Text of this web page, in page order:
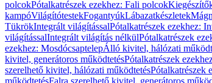
polcokPótalkatrészek ezekhez: Fali polcok
kampóVilágítótestekFogantyúkLábazatkészletek
TükrökIntegrált világítássalPótalkatrészek ezekhez:
világítássalIntegrált világítás nélkülPótalkatrészek
ezekhez: MosdócsaptelepÁlló kivitel, hálózati
kivitel, generátoros működtetésPótalkatrészek
szerelhető kivitel, hálózati működtetésPótalkatrészek
működtetésFalra szerelhető kivitel, generátoros